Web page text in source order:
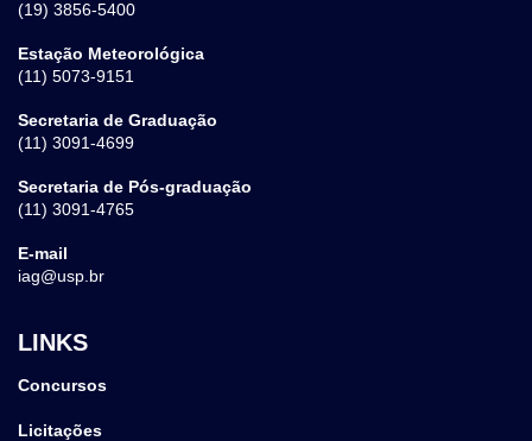
(19) 3856-5400
Estação Meteorológica
(11) 5073-9151
Secretaria de Graduação
(11) 3091-4699
Secretaria de Pós-graduação
(11) 3091-4765
E-mail
iag@usp.br
LINKS
Concursos
Licitações